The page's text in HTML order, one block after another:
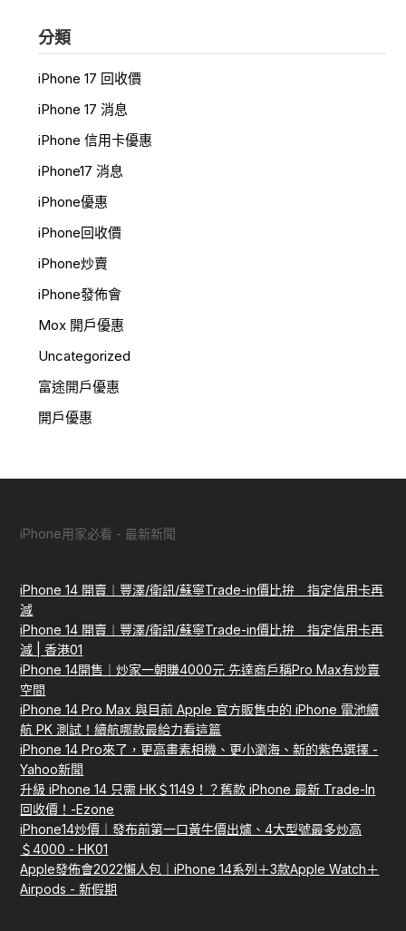
分類
iPhone 17 回收價
iPhone 17 消息
iPhone 信用卡優惠
iPhone17 消息
iPhone優惠
iPhone回收價
iPhone炒賣
iPhone發佈會
Mox 開戶優惠
Uncategorized
富途開戶優惠
開戶優惠
iPhone用家必看 - 最新新聞
iPhone 14 開賣︱豐澤/衛訊/蘇寧Trade-in價比拚 指定信用卡再
減
iPhone 14 開賣︱豐澤/衛訊/蘇寧Trade-in價比拚 指定信用卡再
減 | 香港01
iPhone 14開售｜炒家一朝賺4000元 先達商戶稱Pro Max有炒賣
空間
iPhone 14 Pro Max 與目前 Apple 官方販售中的 iPhone 電池續
航 PK 測試！續航哪款最給力看這篇
iPhone 14 Pro來了，更高畫素相機、更小瀏海、新的紫色選擇 -
Yahoo新聞
升級 iPhone 14 只需 HK＄1149！？舊款 iPhone 最新 Trade-In
回收價！-Ezone
iPhone14炒價｜發布前第一口黃牛價出爐、4大型號最多炒高
＄4000 - HK01
Apple發佈會2022懶人包｜iPhone 14系列＋3款Apple Watch＋
Airpods - 新假期